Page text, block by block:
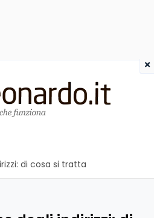
di cosa si tratta
×